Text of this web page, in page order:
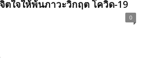
ตใจให้พ้นภาวะวิกฤต โควิด-19
0